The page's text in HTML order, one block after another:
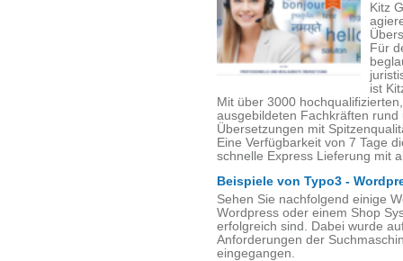
Kitz
Für
ist
Mit über 3000
ausgebildeten Fachkräften
Übersetzungen mit
Eine Verfügbarkeit von 7 Tage
schnelle Express Lieferung mit
Beispiele von Typo3 -
Sehen Sie nachfolgend einige
Wordpress oder einem Shop
erfolgreich sind. Dabei wurde
Anforderungen der
eingegangen.